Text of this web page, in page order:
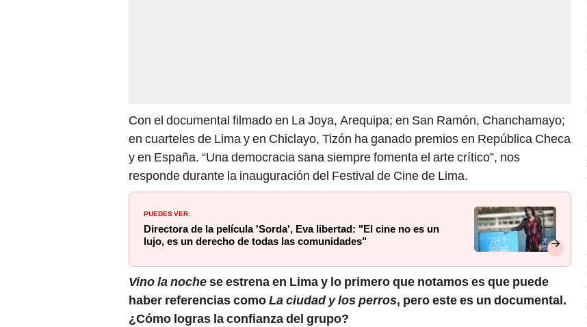
Con el documental filmado en La Joya, Arequipa; en San Ramón, Chanchamayo;
en cuarteles de Lima y en Chiclayo, Tizón ha ganado premios en República Checa
y en España. “Una democracia sana siempre fomenta el arte crítico”, nos
responde durante la inauguración del Festival de Cine de Lima.
PUEDES VER:
Directora de la película 'Sorda', Eva libertad: "El cine no es un
lujo, es un derecho de todas las comunidades"
Vino la nochese estrena en Lima y lo primero que notamos es que puede
haber referencias comoLa ciudad y los perros, pero este es un documental.
¿Cómo logras la confianza del grupo?